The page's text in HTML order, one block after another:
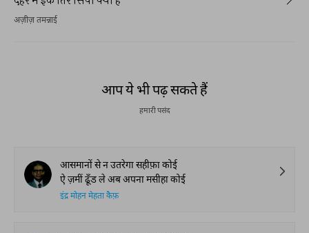
अज़ीज़ तमन्नाई
आप ये भी पढ़ सकते हैं
हमारी पसंद
आसमानों से न उतरेगा सहीफ़ा कोई
ऐ ज़मीं ढूँड ले अब अपना मसीहा कोई
इंद्र मोहन मेहता कैफ़